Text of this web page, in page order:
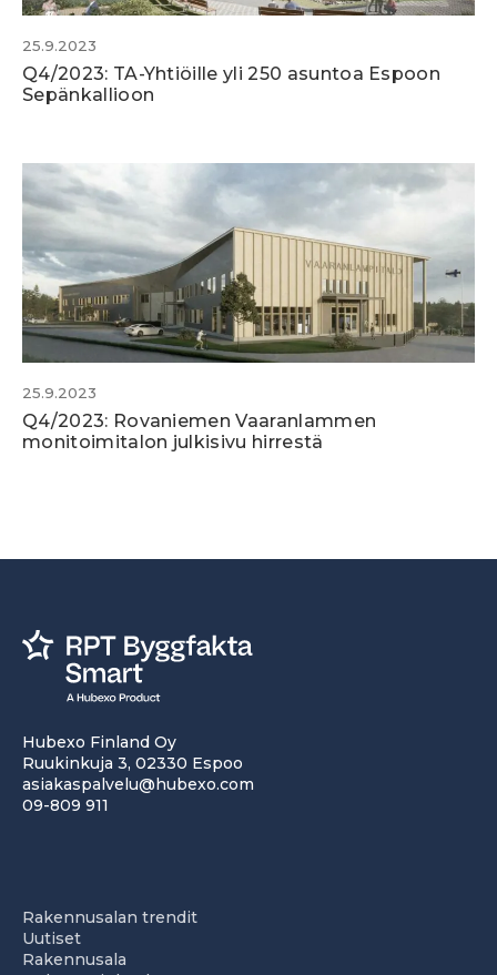
25.9.2023
Q4/2023: TA-Yhtiöille yli 250 asuntoa Espoon
Sepänkallioon
25.9.2023
Q4/2023: Rovaniemen Vaaranlammen
monitoimitalon julkisivu hirrestä
Hubexo Finland Oy
Ruukinkuja 3, 02330 Espoo
asiakaspalvelu@hubexo.com
09-809 911
Rakennusalan trendit
Uutiset
Rakennusala